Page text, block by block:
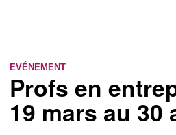
EVÉNEMENT
Profs en
19 mars au 30